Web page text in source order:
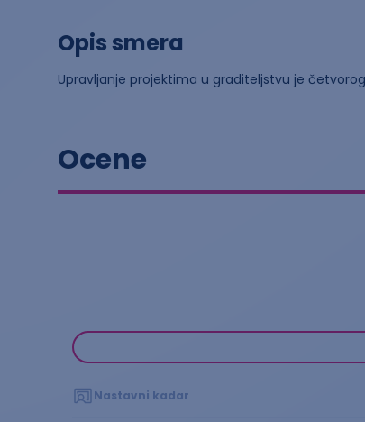
Opis smera
Upravljanje projektima u graditeljstvu je
Ocene
Nastavni kadar